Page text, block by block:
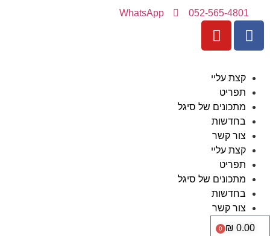
052-565-4801
WhatsApp
קצת עליי
תפריט
מתכונים של סיגל
בחדשות
צור קשר
קצת עליי
תפריט
מתכונים של סיגל
בחדשות
צור קשר
₪ 0.00
0